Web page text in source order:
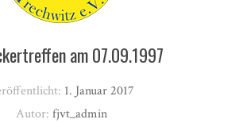
am 07.09.1997
1. Januar 2017
Autor: fjvt_admin